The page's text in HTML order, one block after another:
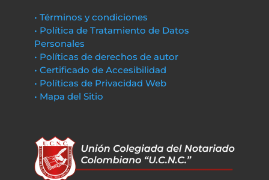
• Términos y condiciones
• Política de Tratamiento de Datos
Personales
• Políticas de derechos de autor
• Certificado de Accesibilidad
• Políticas de Privacidad Web
• Mapa del Sitio